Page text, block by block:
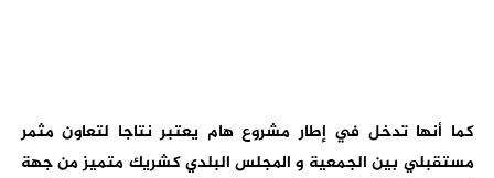
كما أنها تدخل في إطار مشروع هام يعتبر نتاجا لتعاون مثمر
مستقبلي بين الجمعية و المجلس البلدي كشريك متميز من جهة